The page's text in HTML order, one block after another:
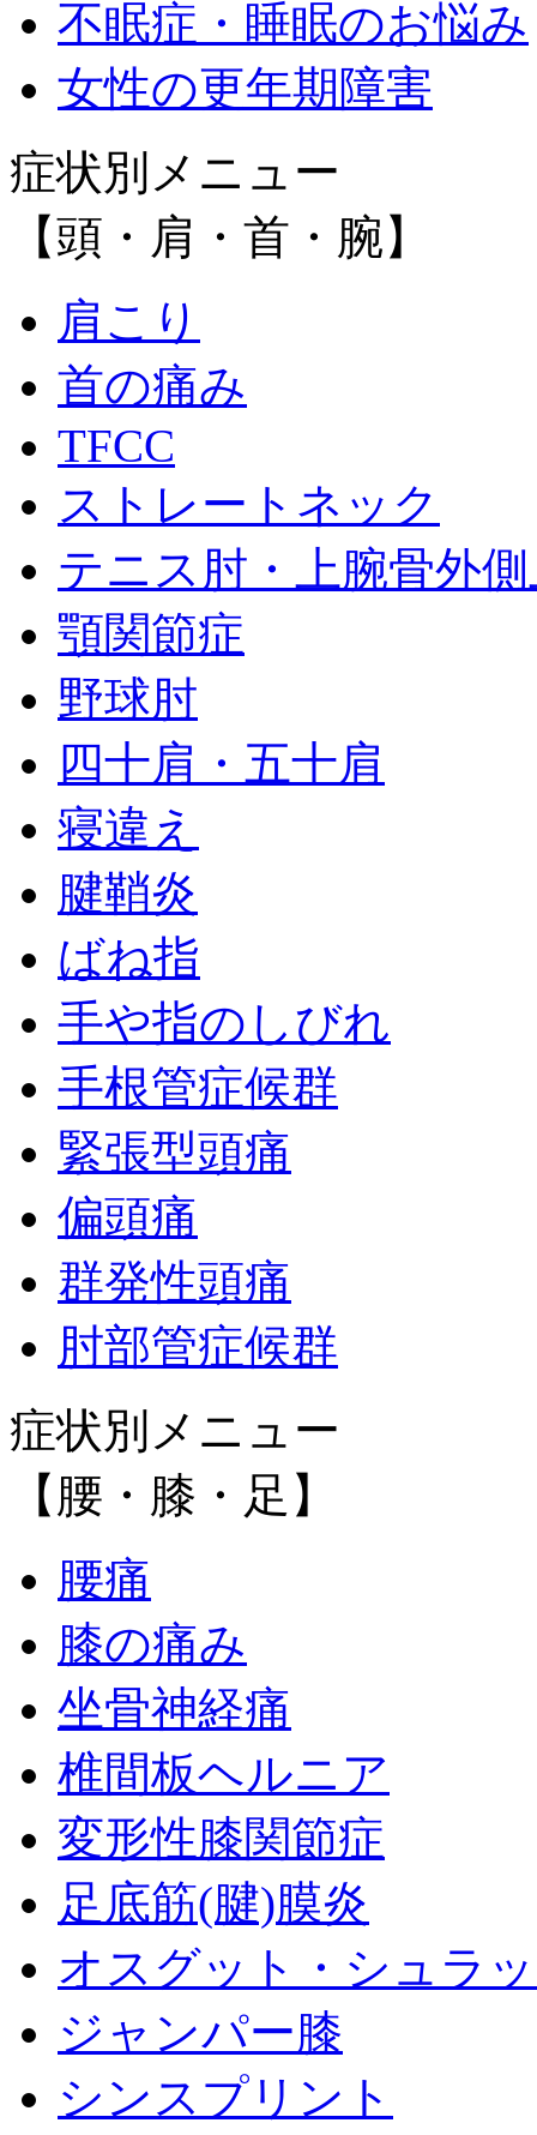
不眠症・睡眠のお悩み
女性の更年期障害
症状別メニュー
【頭・肩・首・腕】
肩こり
首の痛み
TFCC
ストレートネック
テニス肘・上腕骨外
顎関節症
野球肘
四十肩・五十肩
寝違え
腱鞘炎
ばね指
手や指のしびれ
手根管症候群
緊張型頭痛
偏頭痛
群発性頭痛
肘部管症候群
症状別メニュー
【腰・膝・足】
腰痛
膝の痛み
坐骨神経痛
椎間板ヘルニア
変形性膝関節症
足底筋(腱)膜炎
オスグット・シュラ
ジャンパー膝
シンスプリント